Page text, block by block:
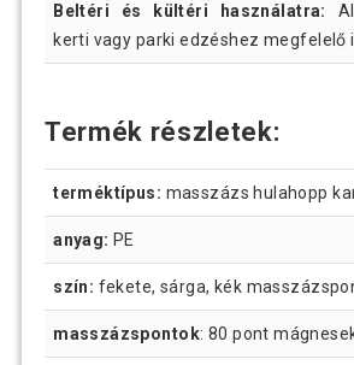
Beltéri és kültéri használatra:
kerti vagy parki edzéshez megfelelő
Termék részletek:
terméktípus: masszázs hulahopp
anyag: PE
szín: fekete, sárga, kék
masszázspontok: 80 pont